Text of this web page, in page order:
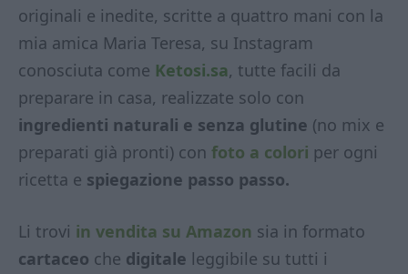
originali e inedite, scritte a quattro mani con la
mia amica Maria Teresa, su Instagram
conosciuta come Ketosi.sa, tutte facili da
preparare in casa, realizzate solo con
ingredienti naturali e senza glutine (no mix e
preparati già pronti) con foto a colori per ogni
ricetta e spiegazione passo passo.
Li trovi in vendita su Amazon sia in formato
cartaceo che digitale leggibile su tutti i